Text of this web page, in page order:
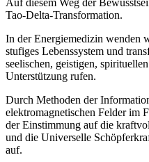
Auf diesem Weg der
Tao-Delta-Transformation.
In der Energiemedizin wenden
stufiges Lebenssystem und
seelischen, geistigen,
Unterstützung rufen.
Durch Methoden der
elektromagnetischen Felder im
der Einstimmung auf die
und die Universelle
auf.